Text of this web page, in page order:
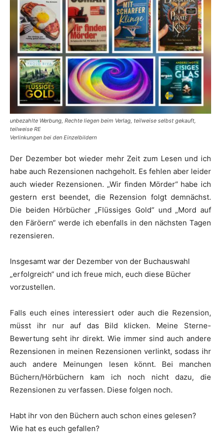
unbezahlte Werbung, Rechte liegen beim Verlag, teilweise selbst gekauft,
teilweise RE
Verlinkungen bei den Einzelbildern
Der Dezember bot wieder mehr Zeit zum Lesen und ich
habe auch Rezensionen nachgeholt. Es fehlen aber leider
auch wieder Rezensionen. „Wir finden Mörder“ habe ich
gestern erst beendet, die Rezension folgt demnächst.
Die beiden Hörbücher „Flüssiges Gold“ und „Mord auf
den Färöern“ werde ich ebenfalls in den nächsten Tagen
rezensieren.
Insgesamt war der Dezember von der Buchauswahl
„erfolgreich“ und ich freue mich, euch diese Bücher
vorzustellen.
Falls euch eines interessiert oder auch die Rezension,
müsst ihr nur auf das Bild klicken. Meine Sterne-
Bewertung seht ihr direkt. Wie immer sind auch andere
Rezensionen in meinen Rezensionen verlinkt, sodass ihr
auch andere Meinungen lesen könnt. Bei manchen
Büchern/Hörbüchern kam ich noch nicht dazu, die
Rezensionen zu verfassen. Diese folgen noch.
Habt ihr von den Büchern auch schon eines gelesen?
Wie hat es euch gefallen?